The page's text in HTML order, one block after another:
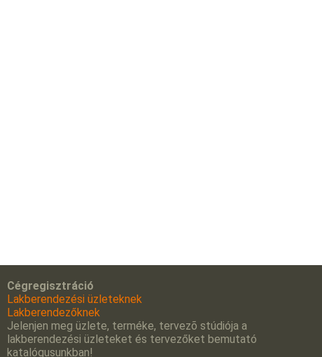
Cégregisztráció
Lakberendezési üzleteknek
Lakberendezőknek
Jelenjen meg üzlete, terméke, tervezõ stúdiója a
lakberendezési üzleteket és tervezőket bemutató
katalógusunkban!